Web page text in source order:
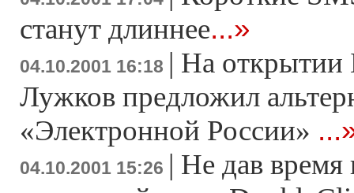
станут длиннее...»
04.10.2001 16:18 | На
Лужков предложил
«Электронной России»
04.10.2001 15:26 | Не дав время